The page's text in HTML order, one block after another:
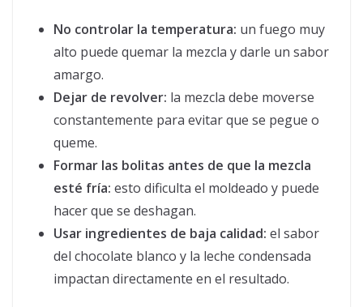
No controlar la temperatura: un fuego muy
alto puede quemar la mezcla y darle un sabor
amargo.
Dejar de revolver: la mezcla debe moverse
constantemente para evitar que se pegue o
queme.
Formar las bolitas antes de que la mezcla
esté fría: esto dificulta el moldeado y puede
hacer que se deshagan.
Usar ingredientes de baja calidad: el sabor
del chocolate blanco y la leche condensada
impactan directamente en el resultado.